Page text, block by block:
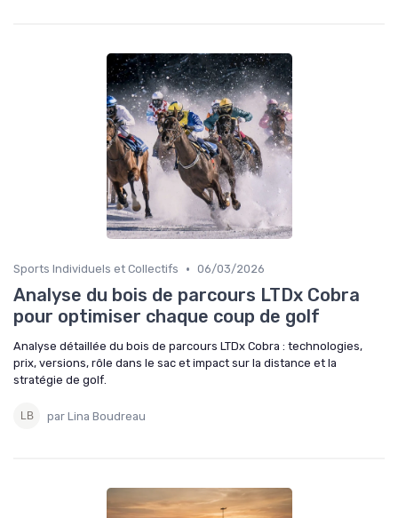
Sports Individuels et Collectifs • 06/03/2026
Analyse du bois de parcours LTDx Cobra
pour optimiser chaque coup de golf
Analyse détaillée du bois de parcours LTDx Cobra : technologies,
prix, versions, rôle dans le sac et impact sur la distance et la
stratégie de golf.
par Lina Boudreau